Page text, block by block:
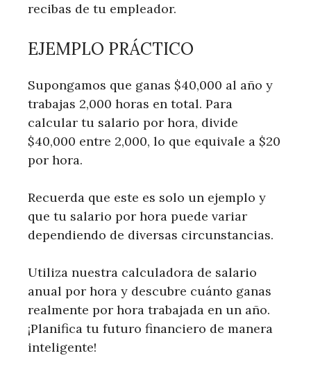
recibas de tu empleador.
EJEMPLO PRÁCTICO
Supongamos que ganas $40,000 al año y
trabajas 2,000 horas en total. Para
calcular tu salario por hora, divide
$40,000 entre 2,000, lo que equivale a $20
por hora.
Recuerda que este es solo un ejemplo y
que tu salario por hora puede variar
dependiendo de diversas circunstancias.
Utiliza nuestra calculadora de salario
anual por hora y descubre cuánto ganas
realmente por hora trabajada en un año.
¡Planifica tu futuro financiero de manera
inteligente!